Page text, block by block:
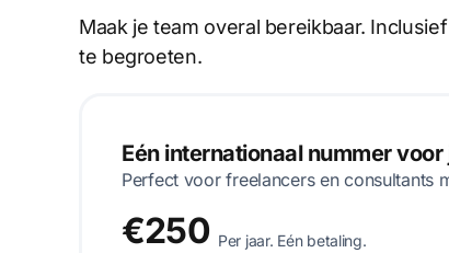
Maak je team overal bereikbaar.
te begroeten.
Eén internationaal nummer
Perfect voor freelancers en consultants
€250 Per jaar. Eén betaling.